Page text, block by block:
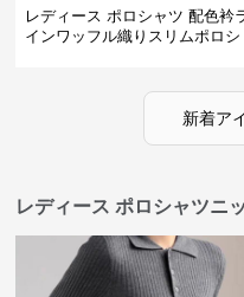
レディース ポロシャツ 配色衿
インワッフル織りスリムポロシ
新着ア
レディース ポロシャツニ